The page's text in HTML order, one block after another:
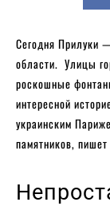
Сегодня Прилуки
области. Улицы
роскошные
интересной
украинским
памятников, пишет